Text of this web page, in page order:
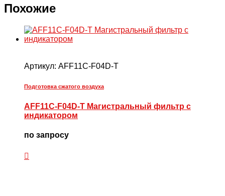
мкм,
G1/2'',
отвод
Похожие
Артикул: AFF11C-F04D-T
Подготовка сжатого воздуха
AFF11C-F04D-T Магистральный фильтр с
индикатором
по запросу